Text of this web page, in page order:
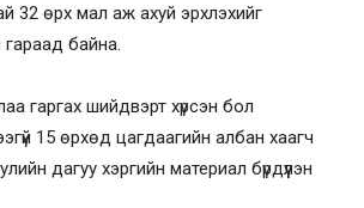
32 өрх мал аж ахуй эрхлэхийг
гараад байна.
гаргах шийдвэрт хүрсэн бол
15 өрхөд цагдаагийн албан хаагч
дагуу хэргийн материал бүрдүүлэн